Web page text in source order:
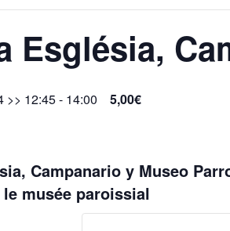
Església,
>> 12:45- 14:00 5,00€
Campanario y Museo
musée paroissial